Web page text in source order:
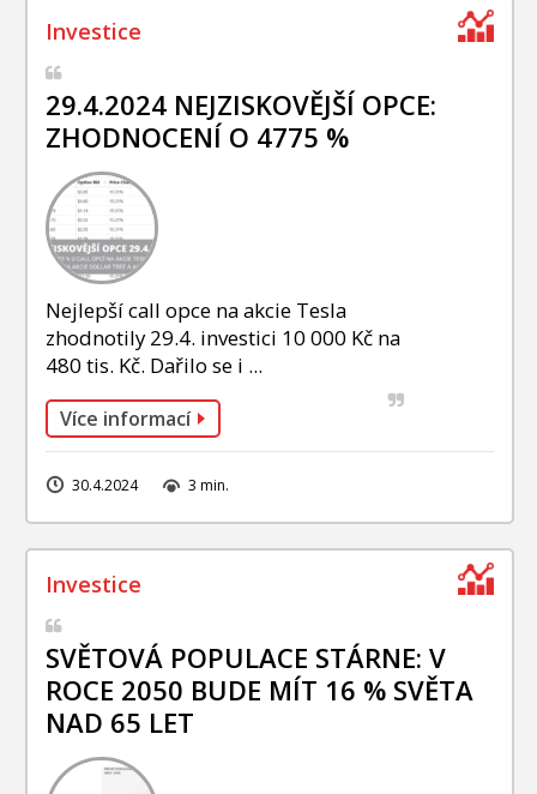
29.4.2024 NEJZISKOVĚJŠÍ OPCE:
ZHODNOCENÍ O 4775 %
Nejlepší call opce na akcie Tesla
zhodnotily 29.4. investici 10 000 Kč na
480 tis. Kč. Dařilo se i ...
Více informací
30.4.2024 3 min.
SVĚTOVÁ POPULACE STÁRNE: V
ROCE 2050 BUDE MÍT 16 % SVĚTA
NAD 65 LET